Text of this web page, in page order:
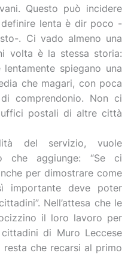
Questo può incidere
lenta è dir poco -
. Ci vado almeno una
volta è la stessa storia:
spiegano una
che magari, con poca
comprendonio. Non ci
postali di altre città
del servizio, vuole
che aggiunge: “Se ci
per dimostrare come
importante deve poter
Nell’attesa che le
il loro lavoro per
di Muro Leccese
che recarsi al primo